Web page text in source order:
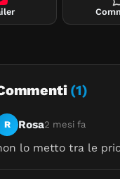
(1)
R Rosa2 mesi fa
lo metto tra le